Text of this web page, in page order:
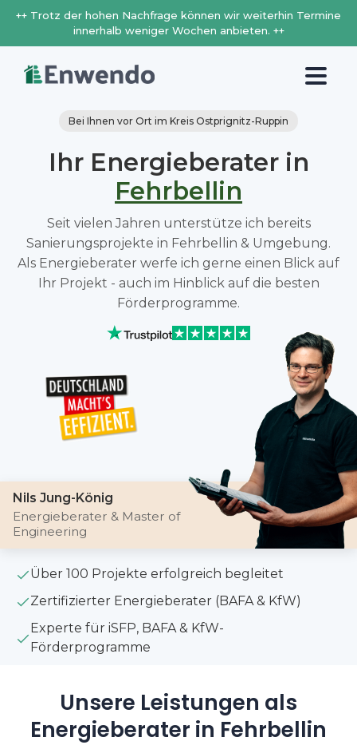
++ Trotz der hohen Nachfrage können wir weiterhin Termine
innerhalb weniger Wochen anbieten. ++
Bei Ihnen vor Ort im Kreis Ostprignitz-Ruppin
Ihr Energieberater in
Fehrbellin
Seit vielen Jahren unterstütze ich bereits
Sanierungsprojekte in Fehrbellin & Umgebung.
Als Energieberater werfe ich gerne einen Blick auf
Ihr Projekt - auch im Hinblick auf die besten
Förderprogramme.
Nils Jung-König
Energieberater & Master of
Engineering
Über 100 Projekte erfolgreich begleitet
Zertifizierter Energieberater (BAFA & KfW)
Experte für iSFP, BAFA & KfW-
Förderprogramme
Unsere Leistungen als
Energieberater in Fehrbellin